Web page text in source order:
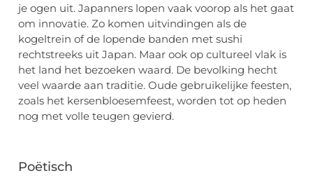
je ogen uit. Japanners lopen vaak voorop als het gaat
om innovatie. Zo komen uitvindingen als de
kogeltrein of de lopende banden met sushi
rechtstreeks uit Japan. Maar ook op cultureel vlak is
het land het bezoeken waard. De bevolking hecht
veel waarde aan traditie. Oude gebruikelijke feesten,
zoals het kersenbloesemfeest, worden tot op heden
nog met volle teugen gevierd.
Poëtisch